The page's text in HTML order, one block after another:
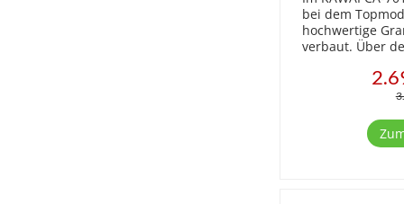
bei dem
hochwertige
verbaut. Über
bequem und
werden.